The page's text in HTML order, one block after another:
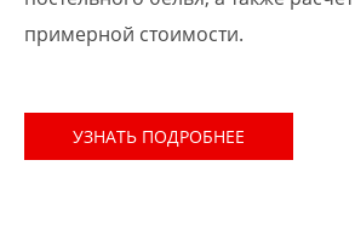
примерной стоимости.
УЗНАТЬ ПОДРОБНЕЕ